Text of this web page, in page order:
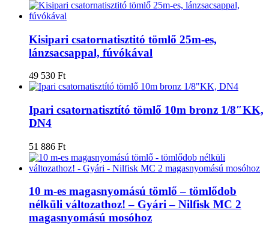
Kisipari csatornatisztitó tömlő 25m-es,
lánzsacsappal, fúvókával
49 530 Ft
Ipari csatornatisztító tömlő 10m bronz 1/8″KK,
DN4
51 886 Ft
10 m-es magasnyomású tömlő – tömlődob
nélküli változathoz! – Gyári – Nilfisk MC 2
magasnyomású mosóhoz